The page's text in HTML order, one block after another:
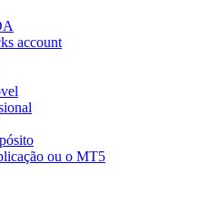
account
ou o MT5